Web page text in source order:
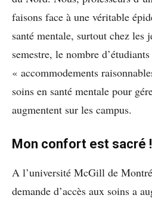
faisons face à une véritable
santé mentale, surtout chez les
semestre, le nombre
« accommodements
soins en santé mentale pour
augmentent sur les campus.
Mon confort est sacré !
A l’université McGill de
demande d’accès aux soins a